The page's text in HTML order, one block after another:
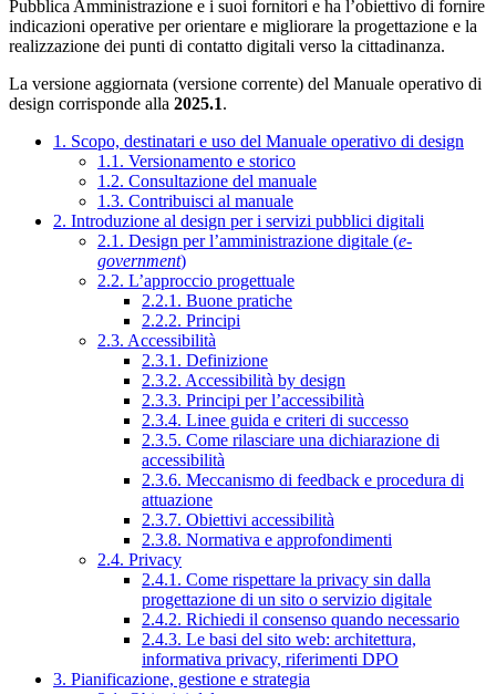
Pubblica Amministrazione e i suoi fornitori e ha l’obiettivo di fornire
indicazioni operative per orientare e migliorare la progettazione e la
realizzazione dei punti di contatto digitali verso la cittadinanza.
La versione aggiornata (versione corrente) del Manuale operativo di
design corrisponde alla 2025.1.
1. Scopo, destinatari e uso del Manuale operativo di design
1.1. Versionamento e storico
1.2. Consultazione del manuale
1.3. Contribuisci al manuale
2. Introduzione al design per i servizi pubblici digitali
2.1. Design per l’amministrazione digitale (e-
government)
2.2. L’approccio progettuale
2.2.1. Buone pratiche
2.2.2. Principi
2.3. Accessibilità
2.3.1. Definizione
2.3.2. Accessibilità by design
2.3.3. Principi per l’accessibilità
2.3.4. Linee guida e criteri di successo
2.3.5. Come rilasciare una dichiarazione di
accessibilità
2.3.6. Meccanismo di feedback e procedura di
attuazione
2.3.7. Obiettivi accessibilità
2.3.8. Normativa e approfondimenti
2.4. Privacy
2.4.1. Come rispettare la privacy sin dalla
progettazione di un sito o servizio digitale
2.4.2. Richiedi il consenso quando necessario
2.4.3. Le basi del sito web: architettura,
informativa privacy, riferimenti DPO
3. Pianificazione, gestione e strategia